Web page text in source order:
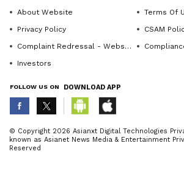
ವಾಣಿಜ್ಯ ಬೆಳೆಗೆ ಸಾಲ ಪಡೆದುಕೊಂಡ
ಬೆಳೆಗೆ ವಿಮೆ ಮಾಡಿಸಬೇಕಾದರೆ ವಾಣಿಜ್ಯ
ಇರುವ ವ್ಯತ್ಯಾಸದಲ್ಲಿ
ಸೌಲಭ್ಯಕ್ಕೊಳಪಡಿಸುತ್ತಿರುವುದು
ಹೊಸ ನಿಯಮ ರೂಪಿಸಿ ರೈತರನ್ನು ವಿಮೆ
ವಂಚಿತಗೊಳಿಸುತ್ತಿದೆ ಎಂದು ರೈತರು
ತಹಸೀಲ್ದಾರ್ ಯಲ್ಲಪ್ಪ ಗೋಣೆಣ್ಣನವರ
ABOUT THE AUTHOR
K KannadaprabhaNewsNetwork
About Website
Terms Of
Privacy Policy
CSAM
Complaint Redressal - Website
Investors
FOLLOW US ON DOWNLOAD APP
© Copyright 2026 Asianxt Digital Technologies
known as Asianet News Media & Entertainment
Reserved